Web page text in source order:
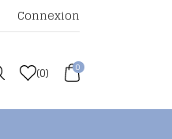
Connexion
(0) 0